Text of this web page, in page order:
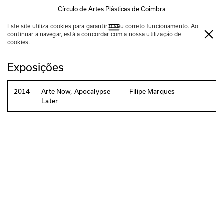
Círculo de Artes Plásticas de Coimbra
Este site utiliza cookies para garantir o seu correto funcionamento. Ao
continuar a navegar, está a concordar com a nossa utilização de
cookies.
Filipe Marques
Exposições
2014
Arte Now, Apocalypse
Later
Filipe Marques